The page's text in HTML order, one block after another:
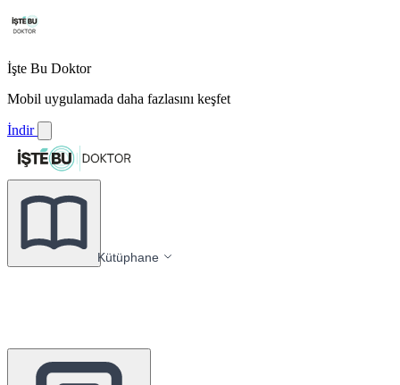
İşte Bu Doktor
Mobil uygulamada daha fazlasını keşfet
İndir
Kütüphane